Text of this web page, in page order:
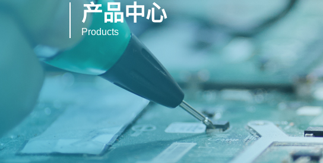
产品中心
Products